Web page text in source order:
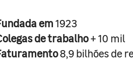
em1923
de trabalho+ 10 mil
8,9 bilhões de